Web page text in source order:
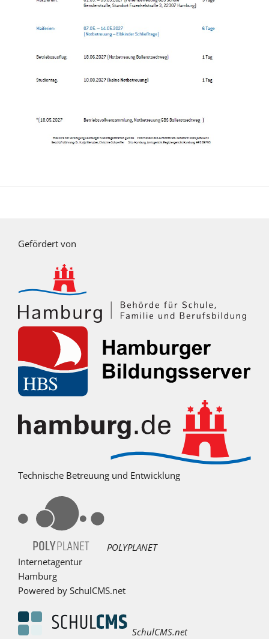
Gefördert von
Technische Betreuung und Entwicklung
POLYPLANET
Internetagentur
Hamburg
Powered by SchulCMS.net
SchulCMS.net